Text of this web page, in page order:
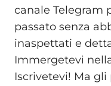
canale Telegram
passato senza
inaspettati e
Immergetevi
Iscrivetevi! Ma